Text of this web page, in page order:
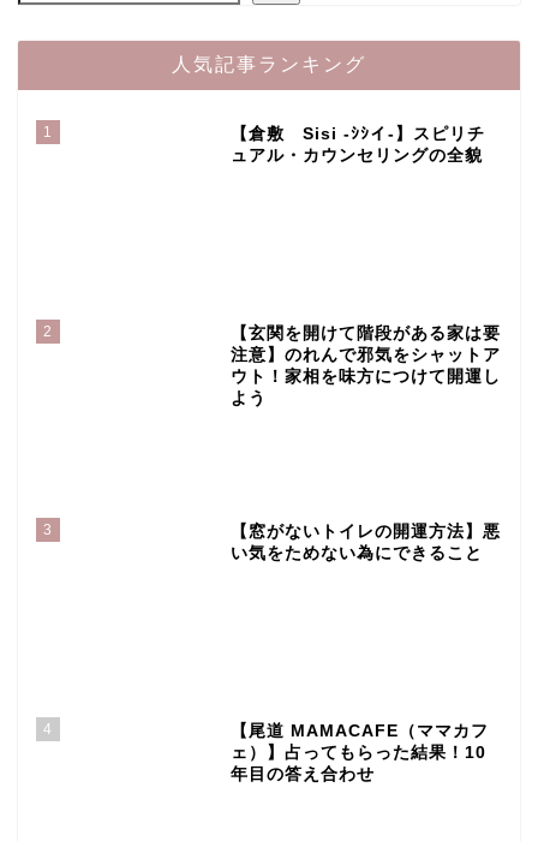
人気記事ランキング
1
【倉敷 Sisi -ｼｼイ-】スピリチ
ュアル・カウンセリングの全貌
2
【玄関を開けて階段がある家は要
注意】のれんで邪気をシャットア
ウト！家相を味方につけて開運し
よう
3
【窓がないトイレの開運方法】悪
い気をためない為にできること
4
【尾道 MAMACAFE（ママカフ
ェ）】占ってもらった結果！10
年目の答え合わせ